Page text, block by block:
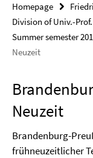
Homepage
Division of Univ.-
Summer semester
Neuzeit
Neuzeit
Brandenburg-
frühneuzeitlicher